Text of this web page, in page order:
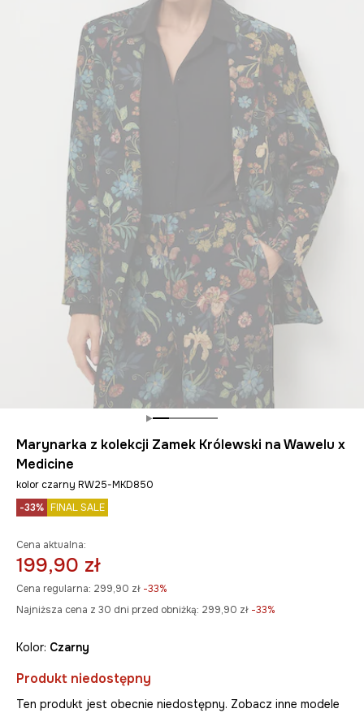
Marynarka z kolekcji Zamek Królewski na Wawelu x
Medicine
kolor czarny RW25-MKD850
-33% FINAL SALE
Cena aktualna:
199,90 zł
Cena regularna: 299,90 zł -33%
Najniższa cena z 30 dni przed obniżką: 299,90 zł -33%
Kolor: czarny
Produkt niedostępny
Ten produkt jest obecnie niedostępny. Zobacz inne modele